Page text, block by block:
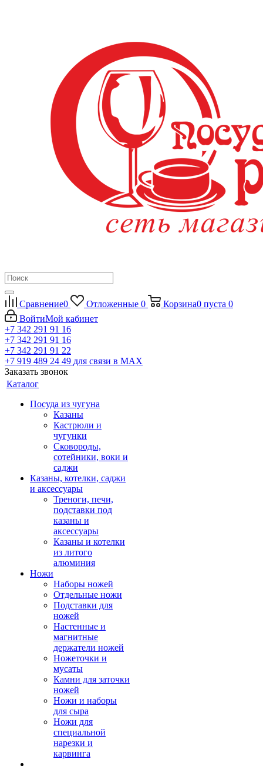
Сравнение0 Отложенные 0 Корзина0 пуста 0
ВойтиМой кабинет
+7 342 291 91 16
+7 342 291 91 16
+7 342 291 91 22
+7 919 489 24 49 для связи в МАХ
Заказать звонок
Каталог
Посуда из чугуна
Казаны
Кастрюли и
чугунки
Сковороды,
сотейники, воки и
саджи
Казаны, котелки, саджи
и аксессуары
Треноги, печи,
подставки под
казаны и
аксессуары
Казаны и котелки
из литого
алюминия
Ножи
Наборы ножей
Отдельные ножи
Подставки для
ножей
Настенные и
магнитные
держатели ножей
Ножеточки и
мусаты
Камни для заточки
ножей
Ножи и наборы
для сыра
Ножи для
специальной
нарезки и
карвинга